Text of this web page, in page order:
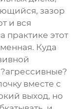
зазор
и вся
практике этот
Куда
вместе с
выход, но